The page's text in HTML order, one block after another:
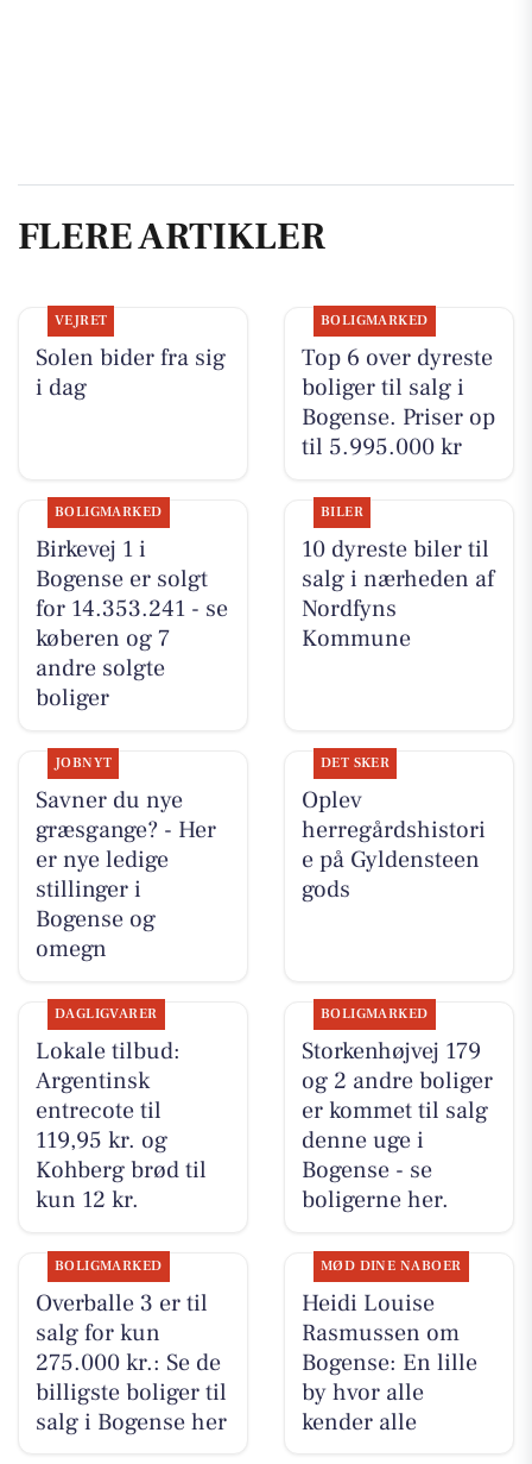
FLERE ARTIKLER
VEJRET
Solen bider fra sig
i dag
BOLIGMARKED
Top 6 over dyreste
boliger til salg i
Bogense. Priser op
til 5.995.000 kr
BOLIGMARKED
Birkevej 1 i
Bogense er solgt
for 14.353.241 - se
køberen og 7
andre solgte
boliger
BILER
10 dyreste biler til
salg i nærheden af
Nordfyns
Kommune
JOBNYT
Savner du nye
græsgange? - Her
er nye ledige
stillinger i
Bogense og
omegn
DET SKER
Oplev
herregårdshistori
e på Gyldensteen
gods
DAGLIGVARER
Lokale tilbud:
Argentinsk
entrecote til
119,95 kr. og
Kohberg brød til
kun 12 kr.
BOLIGMARKED
Storkenhøjvej 179
og 2 andre boliger
er kommet til salg
denne uge i
Bogense - se
boligerne her.
BOLIGMARKED
Overballe 3 er til
salg for kun
275.000 kr.: Se de
billigste boliger til
salg i Bogense her
MØD DINE NABOER
Heidi Louise
Rasmussen om
Bogense: En lille
by hvor alle
kender alle